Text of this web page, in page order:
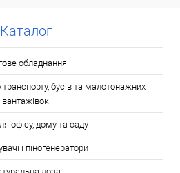
Каталог
обладнання
бусів та малотонажних
вантажівок
офісу, дому та саду
і піногенератори